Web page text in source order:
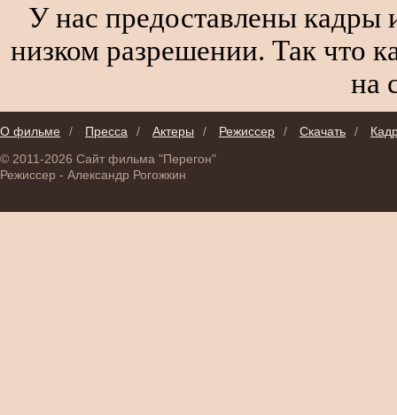
У нас предоставлены кадры
низком разрешении. Так что
на
О фильме / Пресса / Актеры / Режиссер / Скачать /
© 2011-2026 Сайт фильма "Перегон"
Режиссер - Александр Рогожкин